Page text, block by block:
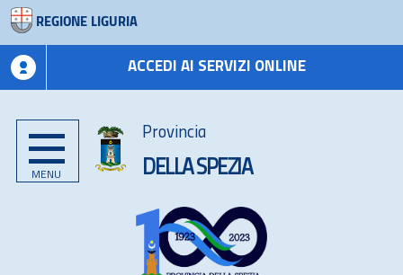
REGIONE LIGURIA
ACCEDI AI SERVIZI ONLINE
MENU
Provincia
DELLA SPEZIA